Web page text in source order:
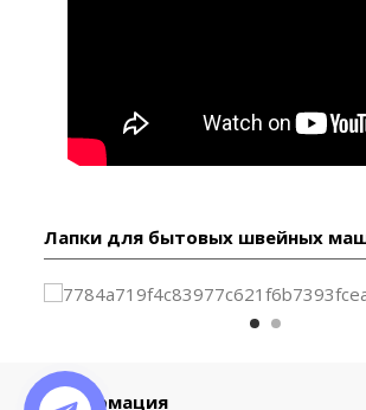
Лапки для бытовых швейных
Информация